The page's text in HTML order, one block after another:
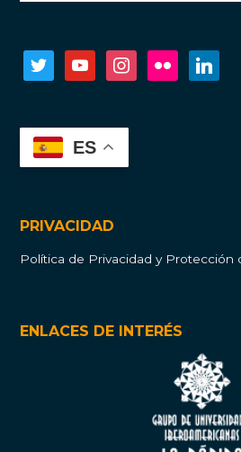
twitter youtube instagramflickr
ES
PRIVACIDAD
Política de Privacidad y Protección
ENLACES DE INTERÉS